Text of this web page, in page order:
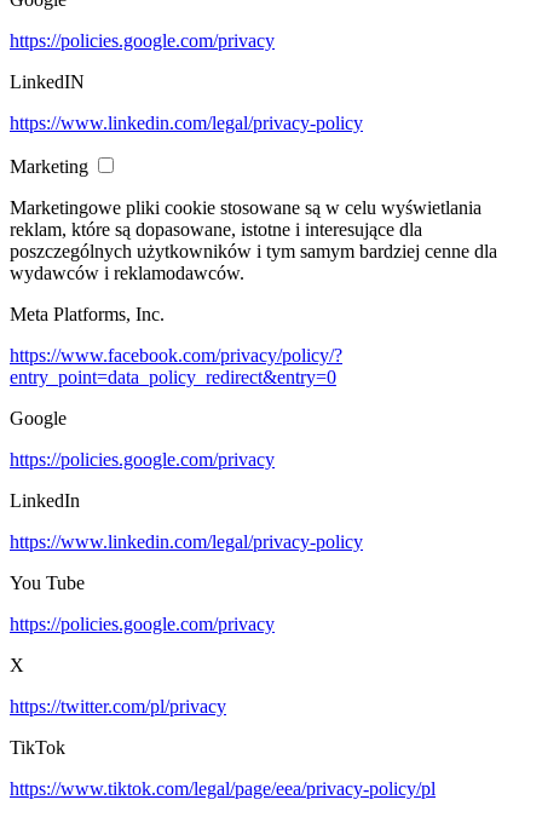
https://policies.google.com/privacy
LinkedIN
https://www.linkedin.com/legal/privacy-policy
Marketing
Marketingowe pliki cookie stosowane są w celu wyświetlania
reklam, które są dopasowane, istotne i interesujące dla
poszczególnych użytkowników i tym samym bardziej cenne dla
wydawców i reklamodawców.
Meta Platforms, Inc.
https://www.facebook.com/privacy/policy/?
entry_point=data_policy_redirect&entry=0
Google
https://policies.google.com/privacy
LinkedIn
https://www.linkedin.com/legal/privacy-policy
You Tube
https://policies.google.com/privacy
X
https://twitter.com/pl/privacy
TikTok
https://www.tiktok.com/legal/page/eea/privacy-policy/pl